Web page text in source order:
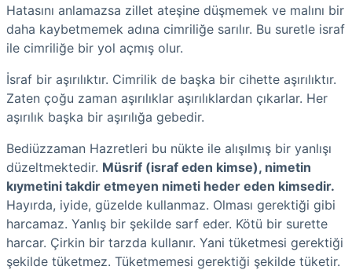
Hatasını anlamazsa zillet ateşine düşmemek ve malını bir
daha kaybetmemek adına cimriliğe sarılır. Bu suretle israf
ile cimriliğe bir yol açmış olur.
İsraf bir aşırılıktır. Cimrilik de başka bir cihette aşırılıktır.
Zaten çoğu zaman aşırılıklar aşırılıklardan çıkarlar. Her
aşırılık başka bir aşırılığa gebedir.
Bediüzzaman Hazretleri bu nükte ile alışılmış bir yanlışı
düzeltmektedir. Müsrif (israf eden kimse), nimetin
kıymetini takdir etmeyen nimeti heder eden kimsedir.
Hayırda, iyide, güzelde kullanmaz. Olması gerektiği gibi
harcamaz. Yanlış bir şekilde sarf eder. Kötü bir surette
harcar. Çirkin bir tarzda kullanır. Yani tüketmesi gerektiği
şekilde tüketmez. Tüketmemesi gerektiği şekilde tüketir.